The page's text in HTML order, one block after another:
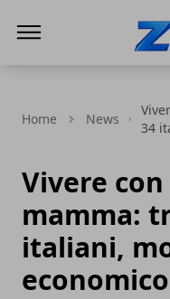
Home News
34
Vivere
mamma:
italiani,
economico